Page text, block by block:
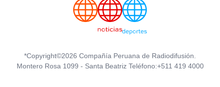
*Copyright©2026 Compañía Peruana de Radiodifusión.
Montero Rosa 1099 - Santa Beatriz Teléfono:+511 419 4000